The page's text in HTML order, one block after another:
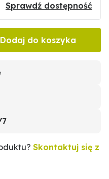
Sprawdź dostępność
Dodaj do koszyka
Skontaktuj się z